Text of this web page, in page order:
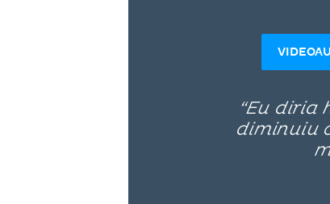
“Eu diria
diminuiu